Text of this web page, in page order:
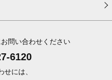
問い合わせください
6120
せには、